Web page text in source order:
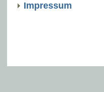
Impressum